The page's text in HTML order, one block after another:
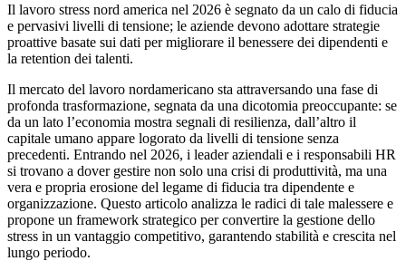
Il lavoro stress nord america nel 2026 è segnato da un calo di fiducia
e pervasivi livelli di tensione; le aziende devono adottare strategie
proattive basate sui dati per migliorare il benessere dei dipendenti e
la retention dei talenti.
Il mercato del lavoro nordamericano sta attraversando una fase di
profonda trasformazione, segnata da una dicotomia preoccupante: se
da un lato l’economia mostra segnali di resilienza, dall’altro il
capitale umano appare logorato da livelli di tensione senza
precedenti. Entrando nel 2026, i leader aziendali e i responsabili HR
si trovano a dover gestire non solo una crisi di produttività, ma una
vera e propria erosione del legame di fiducia tra dipendente e
organizzazione. Questo articolo analizza le radici di tale malessere e
propone un framework strategico per convertire la gestione dello
stress in un vantaggio competitivo, garantendo stabilità e crescita nel
lungo periodo.